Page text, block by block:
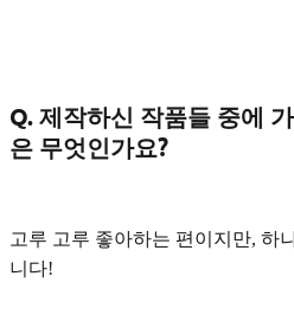
Q. 제작하신 작품들 중에
은 무엇인가요?
고루 고루 좋아하는 편이지만, 하
니다!